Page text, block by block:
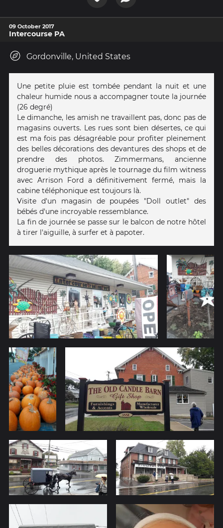
09 October 2017
Intercourse PA
Gordonville, United States
Une petite pluie est tombée pendant la nuit et une
chaleur humide nous a accompagner toute la journée
(26 degré)
Le dimanche, les amish ne travaillent pas, donc pas de
magasins ouverts. Les rues sont bien désertes, ce qui
est ma fois pas désagréable pour profiter pleinement
des belles décorations des devantures des shops et de
prendre des photos. Zimmermans, ancienne
droguerie mythique après le tournage du film witness
avec Arrison Ford a définitivement fermé, mais la
cabine téléphonique est toujours là.
Visite d'un magasin de poupées "Doll outlet" des
bébés d'une incroyable ressemblance.
La fin de journée se passe sur le balcon de notre hôtel
à tirer l'aiguille, à surfer et à papoter.